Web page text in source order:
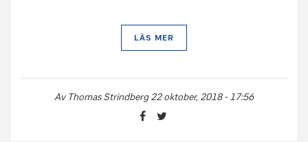
LÄS MER
AvThomas Strindberg 22 oktober, 2018 - 17:56